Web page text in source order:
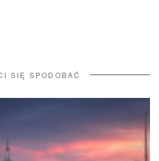
SIĘ SPODOBAĆ